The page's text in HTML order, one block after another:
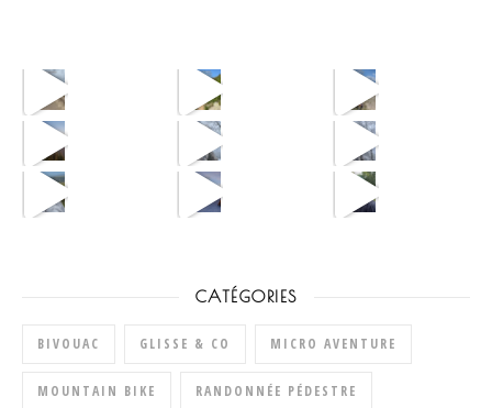
CATÉGORIES
BIVOUAC GLISSE & CO MICRO AVENTURE
MOUNTAIN BIKE RANDONNÉE PÉDESTRE